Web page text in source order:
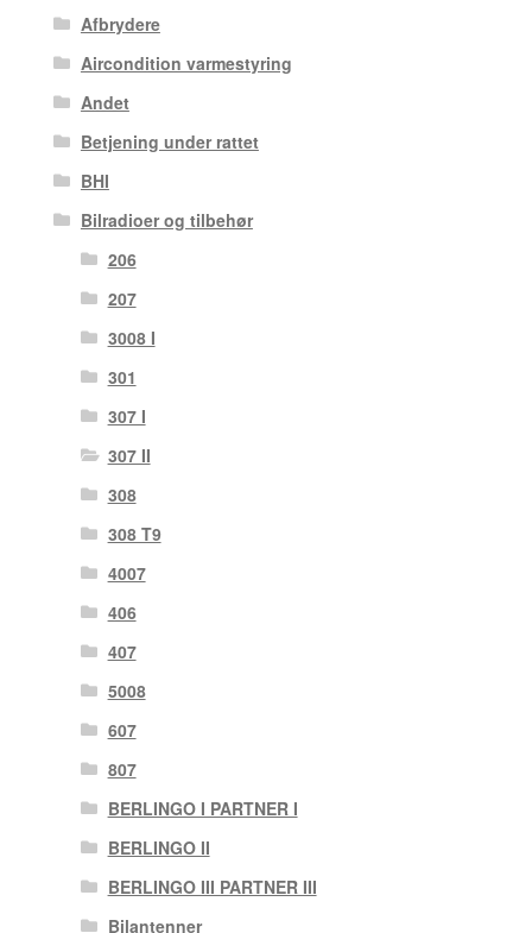
Afbrydere
Aircondition varmestyring
Andet
Betjening under rattet
BHI
Bilradioer og tilbehør
206
207
3008 I
301
307 I
307 II
308
308 T9
4007
406
407
5008
607
807
BERLINGO I PARTNER I
BERLINGO II
BERLINGO III PARTNER III
Bilantenner